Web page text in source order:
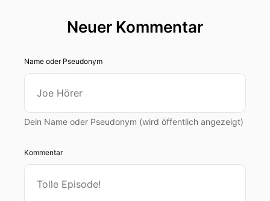
Neuer Kommentar
Name oder Pseudonym
Dein Name oder Pseudonym (wird öffentlich angezeigt)
Kommentar